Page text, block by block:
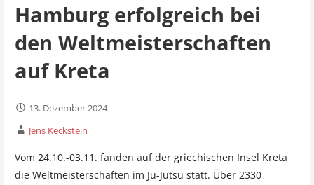
Hamburg erfolgreich bei
den Weltmeisterschaften
auf Kreta
13. Dezember 2024
Jens Keckstein
Vom 24.10.-03.11. fanden auf der griechischen Insel Kreta
die Weltmeisterschaften im Ju-Jutsu statt. Über 2330